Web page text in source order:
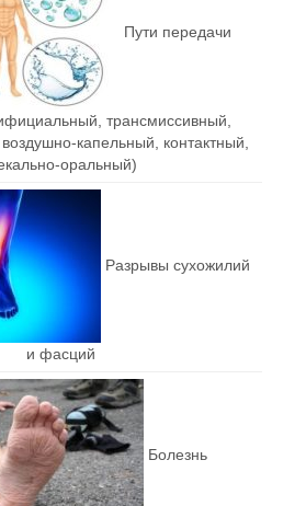
Пути передачи
трансмиссивный,
капельный, контактный,
оральный)
Разрывы сухожилий
и фасций
Болезнь